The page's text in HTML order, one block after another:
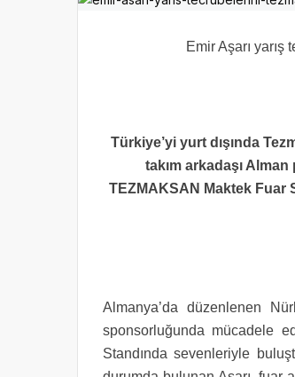
Emir Aşarı
Türkiye’yi yurt dışında
takım arkadaşı
TEZMAKSAN Maktek Fuar
Almanya’da düzenlenen
sponsorluğunda mücadele
Standında sevenleriyle